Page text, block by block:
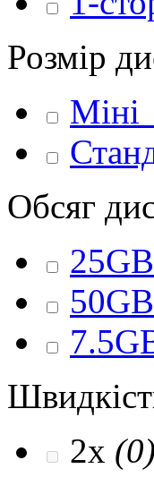
Розмір
Міні
Обсяг
25GB
50GB
2x (0)